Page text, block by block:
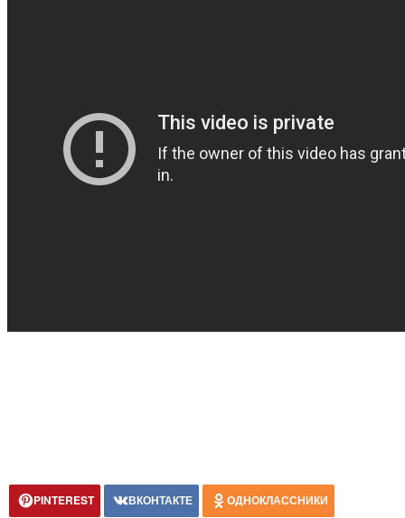
PINTEREST ВКОНТАКТЕ ОДНОКЛАССНИКИ